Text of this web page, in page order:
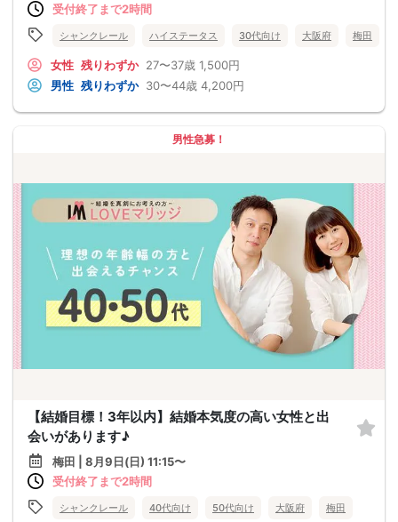
受付終了まで2時間
シャンクレール ハイステータス 30代向け 大阪府 梅田
女性 残りわずか 27〜37歳 1,500円
男性 残りわずか 30〜44歳 4,200円
男性急募！
【結婚目標！3年以内】結婚本気度の高い女性と出
会いがあります♪
梅田 | 8月9日(日) 11:15〜
受付終了まで2時間
シャンクレール 40代向け 50代向け 大阪府 梅田